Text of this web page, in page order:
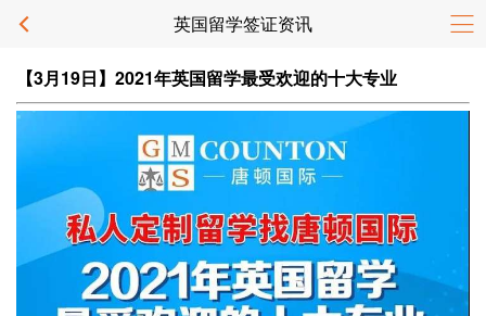
英国留学签证资讯
【3月19日】2021年英国留学最受欢迎的十大专业